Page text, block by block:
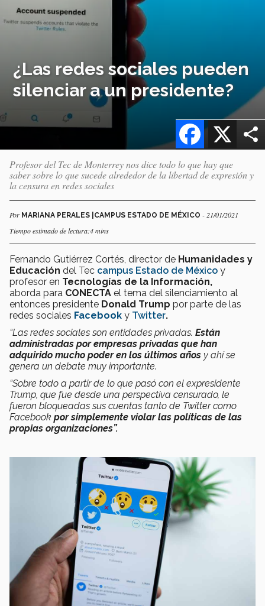
¿Las redes sociales pueden
silenciar a un presidente?
X
Facebook
Profesor del Tec de Monterrey nos dice todo lo que hay que
saber sobre lo que sucede alrededor de la libertad de expresión y
la censura en redes sociales
Por MARIANA PERALES |CAMPUS ESTADO DE MÉXICO - 21/01/2021
Tiempo estimado de lectura:4 mins
Fernando Gutiérrez Cortés, director de Humanidades y
Educación del Tec campus Estado de México y
profesor en Tecnologías de la Información,
aborda para CONECTA el tema del silenciamiento al
entonces presidente Donald Trump por parte de las
redes sociales Facebook y Twitter.
“Las redes sociales son entidades privadas. Están
administradas por empresas privadas que han
adquirido mucho poder en los últimos años y ahí se
genera un debate muy importante.
“Sobre todo a partir de lo que pasó con el expresidente
Trump, que fue desde una perspectiva censurado, le
fueron bloqueadas sus cuentas tanto de Twitter como
Facebook por simplemente violar las políticas de las
propias organizaciones”.